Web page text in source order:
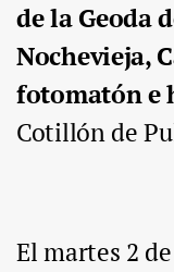
de la Geoda
Nochevieja,
fotomatón e
Cotillón de
Elmartes 2